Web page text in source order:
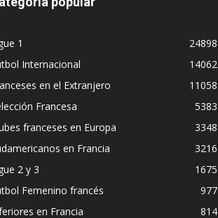
1
24898
Internacional
14062
en el Extranjero
11058
Francesa
5383
franceses en Europa
3348
en Francia
3216
2 y 3
1675
Femenino francés
977
en Francia
814